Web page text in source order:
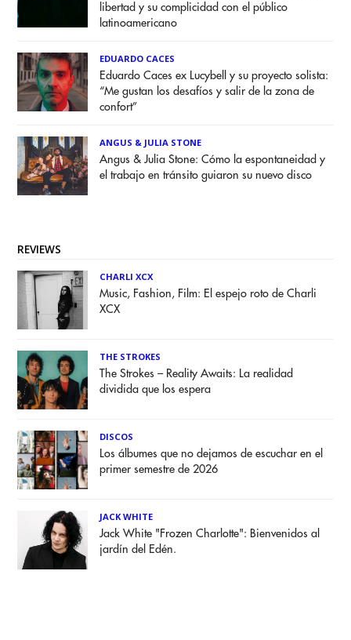
libertad y su complicidad con el público
latinoamericano
EDUARDO CACES
Eduardo Caces ex Lucybell y su proyecto solista:
“Me gustan los desafíos y salir de la zona de
confort”
ANGUS & JULIA STONE
Angus & Julia Stone: Cómo la espontaneidad y
el trabajo en tránsito guiaron su nuevo disco
REVIEWS
CHARLI XCX
Music, Fashion, Film: El espejo roto de Charli
XCX
THE STROKES
The Strokes – Reality Awaits: La realidad
dividida que los espera
DISCOS
Los álbumes que no dejamos de escuchar en el
primer semestre de 2026
JACK WHITE
Jack White "Frozen Charlotte": Bienvenidos al
jardín del Edén.